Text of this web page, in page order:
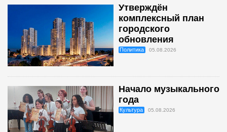
Утверждён
комплексный план
городского
обновления
Политика 05.08.2026
Начало музыкального
года
Культура 05.08.2026